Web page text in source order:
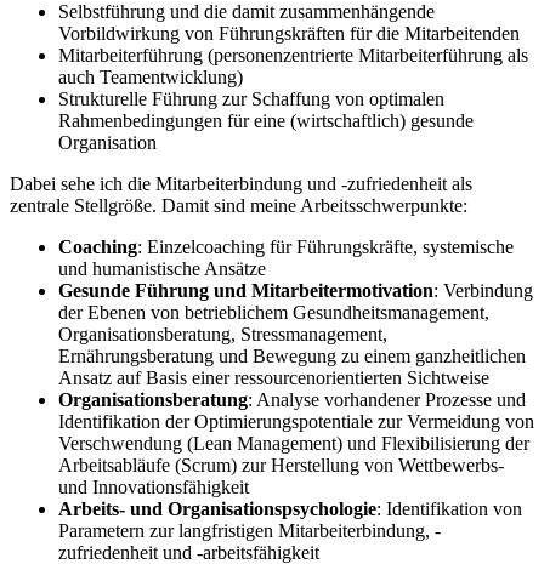
Selbstführung und die damit zusammenhängende
Vorbildwirkung von Führungskräften für die Mitarbeitenden
Mitarbeiterführung (personenzentrierte Mitarbeiterführung als
auch Teamentwicklung)
Strukturelle Führung zur Schaffung von optimalen
Rahmenbedingungen für eine (wirtschaftlich) gesunde
Organisation
Dabei sehe ich die Mitarbeiterbindung und -zufriedenheit als
zentrale Stellgröße. Damit sind meine Arbeitsschwerpunkte:
Coaching: Einzelcoaching für Führungskräfte, systemische
und humanistische Ansätze
Gesunde Führung und Mitarbeitermotivation: Verbindung
der Ebenen von betrieblichem Gesundheitsmanagement,
Organisationsberatung, Stressmanagement,
Ernährungsberatung und Bewegung zu einem ganzheitlichen
Ansatz auf Basis einer ressourcenorientierten Sichtweise
Organisationsberatung: Analyse vorhandener Prozesse und
Identifikation der Optimierungspotentiale zur Vermeidung von
Verschwendung (Lean Management) und Flexibilisierung der
Arbeitsabläufe (Scrum) zur Herstellung von Wettbewerbs-
und Innovationsfähigkeit
Arbeits- und Organisationspsychologie: Identifikation von
Parametern zur langfristigen Mitarbeiterbindung, -
zufriedenheit und -arbeitsfähigkeit